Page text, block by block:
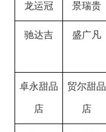
龙运冠 景瑞贵
驰达吉 盛广凡
卓永甜品
店
贸尔甜品
店